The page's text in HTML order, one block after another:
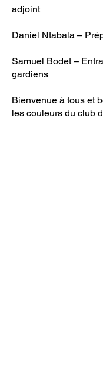
adjoint
Daniel Ntabala –
Samuel Bodet –
gardiens
Bienvenue à tous et
les couleurs du club